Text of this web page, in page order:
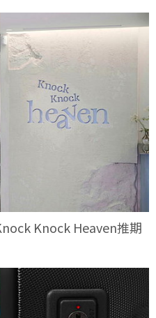
Knock Heaven推期